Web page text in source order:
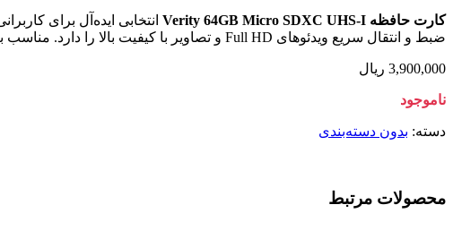
کارت حافظه Verity 64GB Micro SDXC UHS-I
ضبط و انتقال سریع ویدئوهای Full HD و تصاویر با کیفیت بالا را دارد. مناسب برای گوشی‌های هوشمند، تبلت‌ها، دوربین‌های ورزشی، پهپادها، دستگاه‌های DVR و دیگر ابزارهای دیجیتال.
3,900,000 ریال
ناموجود
دسته: بدون دسته‌بندی
محصولات مرتبط